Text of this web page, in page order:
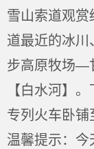
雪山索道观赏
道最近的冰川
步高原牧场—
【白水河】
专列火车卧铺
温馨提示：